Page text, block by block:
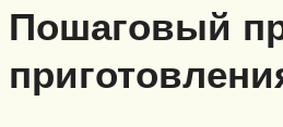
Пошаговый